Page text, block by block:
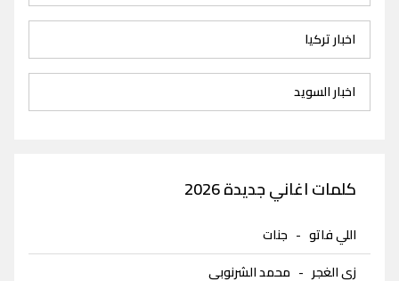
اخبار تركيا
اخبار السويد
كلمات اغاني جديدة 2026
اللي فاتو - جنات
زي الغجر- محمد الشرنوبى